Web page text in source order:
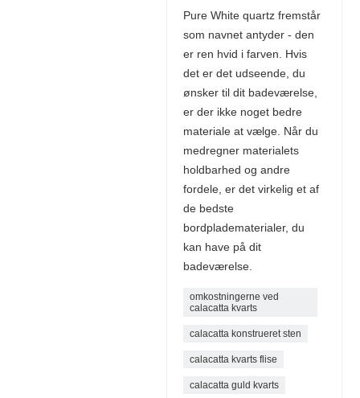
Pure White quartz fremstår
som navnet antyder - den
er ren hvid i farven. Hvis
det er det udseende, du
ønsker til dit badeværelse,
er der ikke noget bedre
materiale at vælge. Når du
medregner materialets
holdbarhed og andre
fordele, er det virkelig et af
de bedste
bordpladematerialer, du
kan have på dit
badeværelse.
omkostningerne ved
calacatta kvarts
calacatta konstrueret sten
calacatta kvarts flise
calacatta guld kvarts